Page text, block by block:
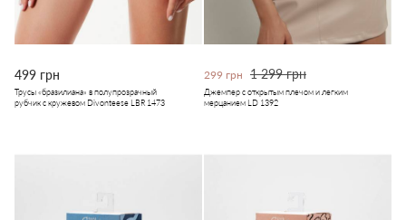
499 грн
Трусы «бразилиана» в полупрозрачный
рубчик с кружевом Divonteese LBR 1473
299 грн 1 299 грн
Джемпер с открытым плечом и легким
мерцанием LD 1392